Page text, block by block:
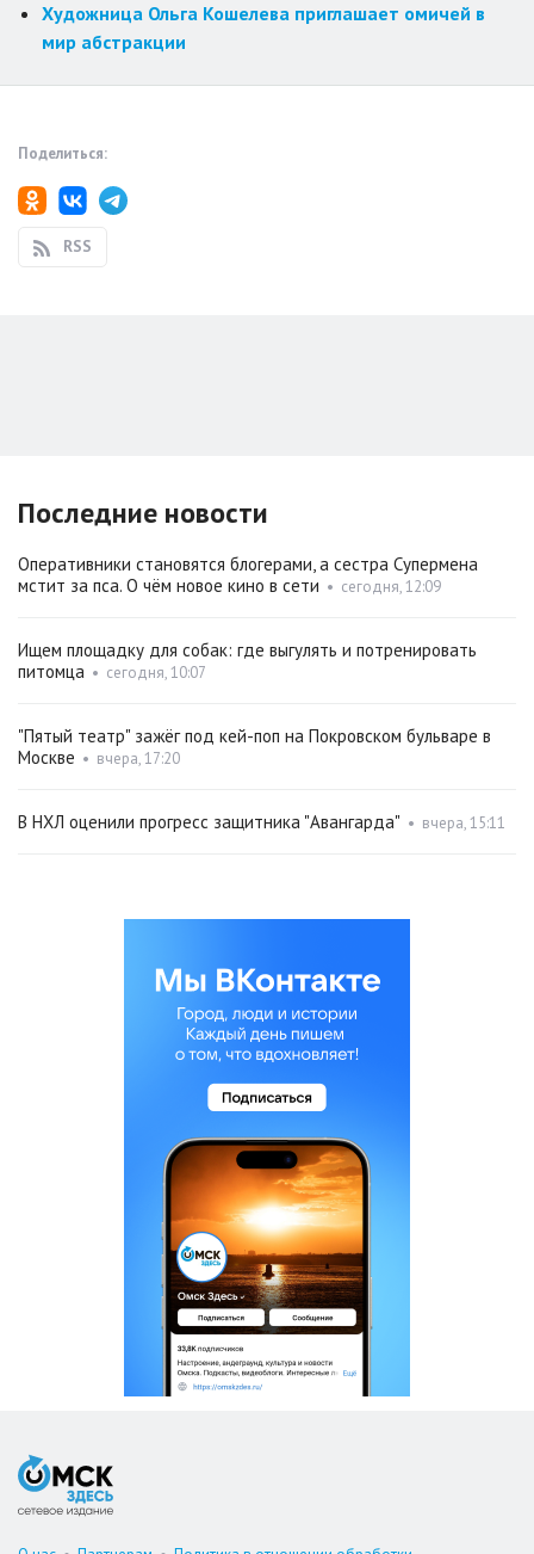
Художница Ольга Кошелева приглашает омичей в
мир абстракции
Поделиться:
RSS
Последние новости
Оперативники становятся блогерами, а сестра Супермена
мстит за пса. О чём новое кино в сети • сегодня, 12:09
Ищем площадку для собак: где выгулять и потренировать
питомца • сегодня, 10:07
"Пятый театр" зажёг под кей-поп на Покровском бульваре в
Москве • вчера, 17:20
В НХЛ оценили прогресс защитника "Авангарда" • вчера, 15:11